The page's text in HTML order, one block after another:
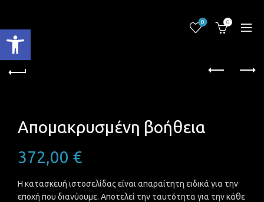
Ανοίξτε τη γραμμή εργαλείων
0 0
Απομακρυσμένη βοήθεια
372,00 €
Η κατασκευή ιστοσελίδας είναι απαραίτητη ειδικά για την
εποχή που διανύουμε. Αποτελεί την ταυτότητα για την κάθε